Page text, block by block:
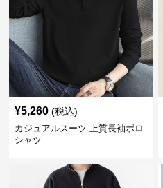
¥5,260 (税込)
カジュアルスーツ 上質長袖ポロ
シャツ